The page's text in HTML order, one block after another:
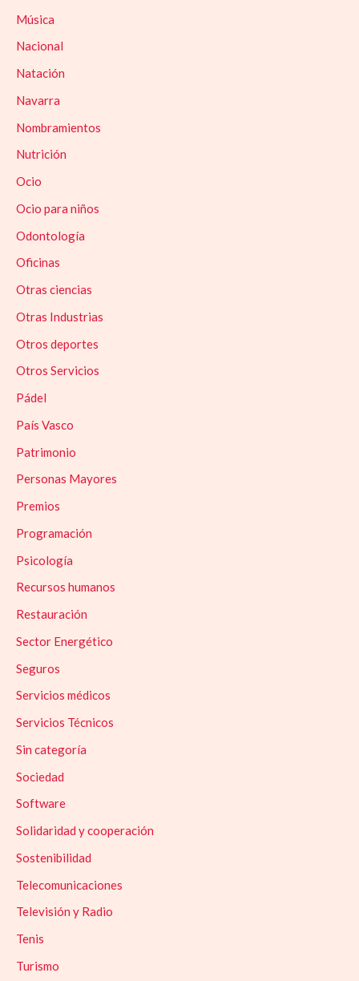
Música
Nacional
Natación
Navarra
Nombramientos
Nutrición
Ocio
Ocio para niños
Odontología
Oficinas
Otras ciencias
Otras Industrias
Otros deportes
Otros Servicios
Pádel
País Vasco
Patrimonio
Personas Mayores
Premios
Programación
Psicología
Recursos humanos
Restauración
Sector Energético
Seguros
Servicios médicos
Servicios Técnicos
Sin categoría
Sociedad
Software
Solidaridad y cooperación
Sostenibilidad
Telecomunicaciones
Televisión y Radio
Tenis
Turismo